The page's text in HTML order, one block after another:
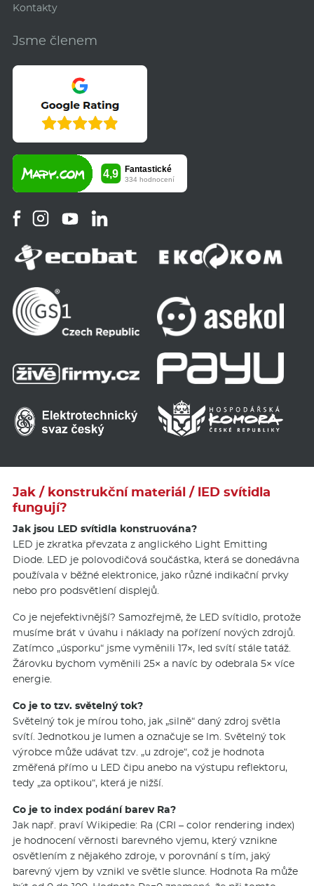
Kontakty
Jsme členem
Jak / konstrukční materiál / lED svítidla
fungují?
Jak jsou LED svítidla konstruována?
LED je zkratka převzata z anglického Light Emitting
Diode. LED je polovodičová součástka, která se donedávna
používala v běžné elektronice, jako různé indikační prvky
nebo pro podsvětlení displejů.
Co je nejefektivnější? Samozřejmě, že LED svítidlo, protože
musíme brát v úvahu i náklady na pořízení nových zdrojů.
Zatímco „úsporku“ jsme vyměnili 17×, led svítí stále tatáž.
Žárovku bychom vyměnili 25× a navíc by odebrala 5× více
energie.
Co je to tzv. světelný tok?
Světelný tok je mírou toho, jak „silně“ daný zdroj světla
svítí. Jednotkou je lumen a označuje se lm. Světelný tok
výrobce může udávat tzv. „u zdroje“, což je hodnota
změřená přímo u LED čipu anebo na výstupu reflektoru,
tedy „za optikou“, která je nižší.
Co je to index podání barev Ra?
Jak např. praví Wikipedie: Ra (CRI – color rendering index)
je hodnocení věrnosti barevného vjemu, který vznikne
osvětlením z nějakého zdroje, v porovnání s tím, jaký
barevný vjem by vznikl ve světle slunce. Hodnota Ra může